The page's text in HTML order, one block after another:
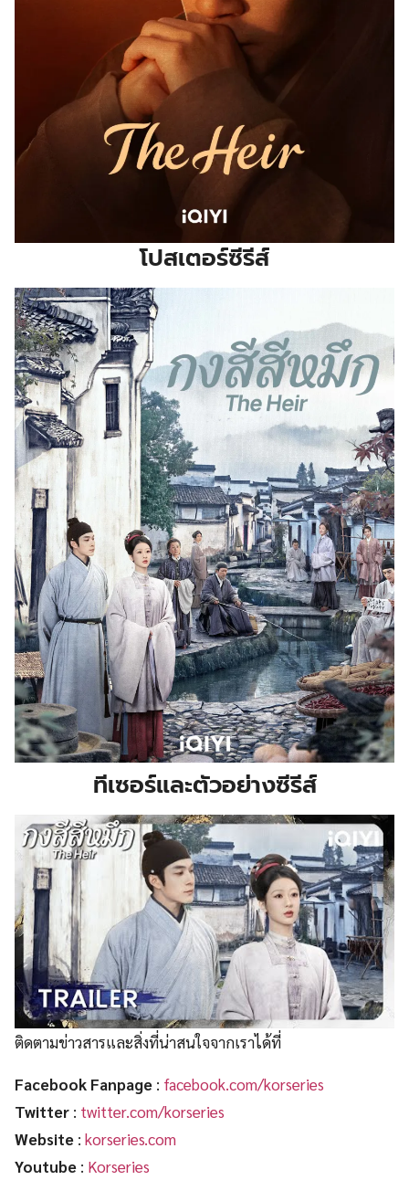
โปสเตอร์ซีรีส์
ทีเซอร์และตัวอย่างซีรีส์
ติดตามข่าวสารและสิ่งที่น่าสนใจจากเราได้ที่
Facebook Fanpage : facebook.com/korseries
Twitter : twitter.com/korseries
Website : korseries.com
Youtube : Korseries